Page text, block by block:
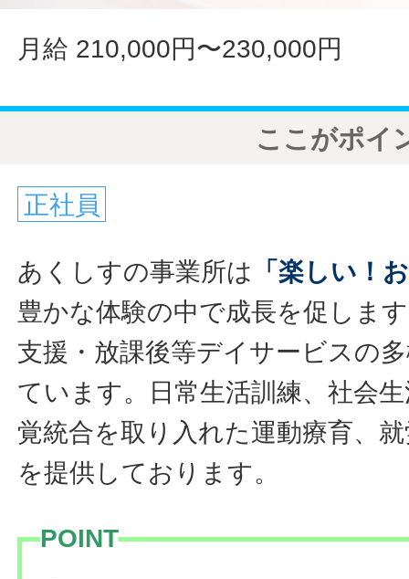
月給 210,000円〜230,000円
ここがポイ
正社員
あくしすの事業所は
「楽しい！
豊かな体験の中で成長を促しま
支援・放課後等デイサービスの
ています。日常生活訓練、社会
覚統合を取り入れた運動療育、
を提供しております。
POINT